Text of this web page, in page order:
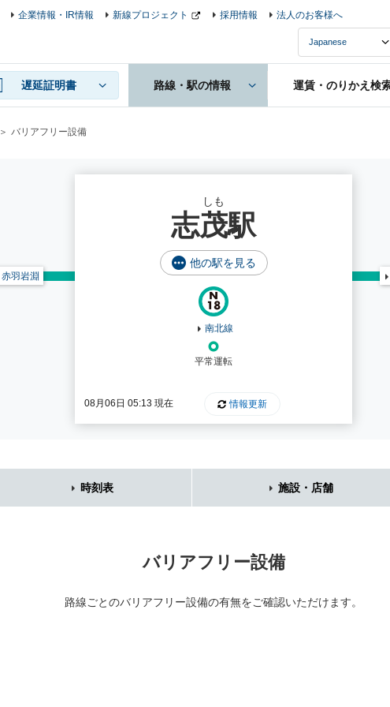
遅延証明書 路線・駅の情報 運賃・のりかえ検
企業情報・IR情報 新線プロジェクト 採用情報 法人のお客様へ
バリアフリー設備
しも
志茂駅
他の駅を見る
08月06日 05:13 現在 情報更新
南北線
平常運転
赤羽岩淵
時刻表 施設・店舗
バリアフリー設備
路線ごとのバリアフリー設備の有無をご確認いただけます。